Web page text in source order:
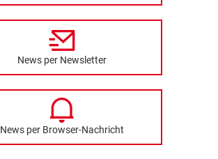
News per Newsletter
News per Browser-Nachricht